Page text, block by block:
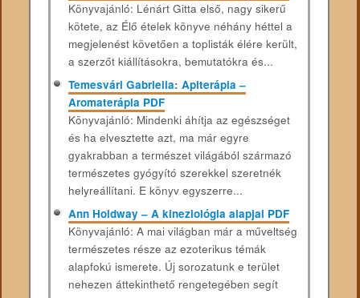
Könyvajánló: Lénárt Gitta első, nagy sikerű
kötete, az Élő ételek könyve néhány héttel a
megjelenést követően a toplisták élére került,
a szerzőt kiállításokra, bemutatókra és...
Temesvári Gabriella: Apiterápia –
Aromaterápia PDF
Könyvajánló: Mindenki áhítja az egészséget
és ha elvesztette azt, ma már egyre
gyakrabban a természet világából származó
természetes gyógyító szerekkel szeretnék
helyreállítani. E könyv egyszerre...
Ann Holdway – A kineziológia alapjai PDF
Könyvajánló: A mai világban már a műveltség
természetes része az ezoterikus témák
alapfokú ismerete. Új sorozatunk e terület
nehezen áttekinthető rengetegében segít